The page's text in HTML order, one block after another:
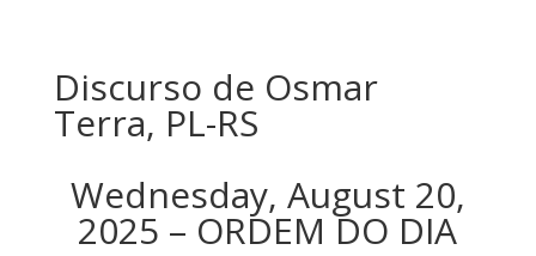
Discurso de Osmar
Terra, PL-RS
Wednesday, August 20,
2025 – ORDEM DO DIA